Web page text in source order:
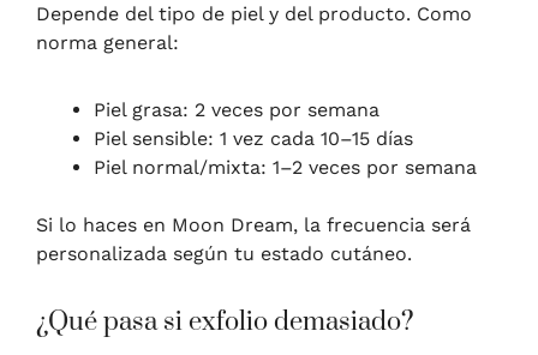
Depende del tipo de piel y del producto. Como
norma general:
Piel grasa: 2 veces por semana
Piel sensible: 1 vez cada 10–15 días
Piel normal/mixta: 1–2 veces por semana
Si lo haces en Moon Dream, la frecuencia será
personalizada según tu estado cutáneo.
¿Qué pasa si exfolio demasiado?